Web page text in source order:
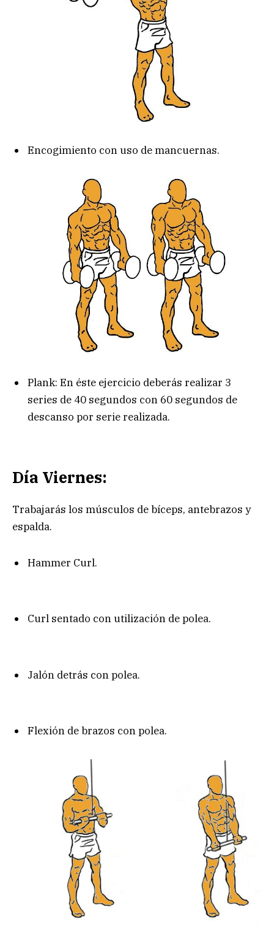
Encogimiento con uso de mancuernas.
Plank: En éste ejercicio deberás realizar 3
series de 40 segundos con 60 segundos de
descanso por serie realizada.
Día Viernes:
Trabajarás los músculos de bíceps, antebrazos y
espalda.
Hammer Curl.
Curl sentado con utilización de polea.
Jalón detrás con polea.
Flexión de brazos con polea.